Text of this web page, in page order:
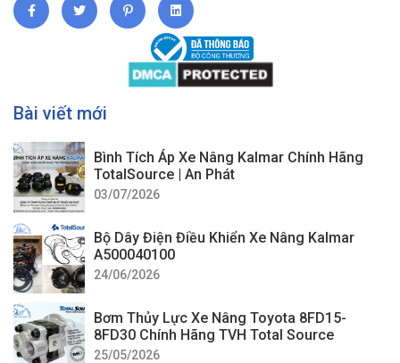
Bài viết mới
Bình Tích Áp Xe Nâng Kalmar Chính Hãng
TotalSource | An Phát
03/07/2026
Bộ Dây Điện Điều Khiển Xe Nâng Kalmar
A500040100
24/06/2026
Bơm Thủy Lực Xe Nâng Toyota 8FD15-
8FD30 Chính Hãng TVH Total Source
25/05/2026